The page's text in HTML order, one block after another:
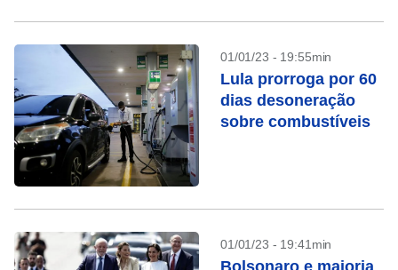
01/01/23 - 19:55min
Lula prorroga por 60
dias desoneração
sobre combustíveis
01/01/23 - 19:41min
Bolsonaro e maioria